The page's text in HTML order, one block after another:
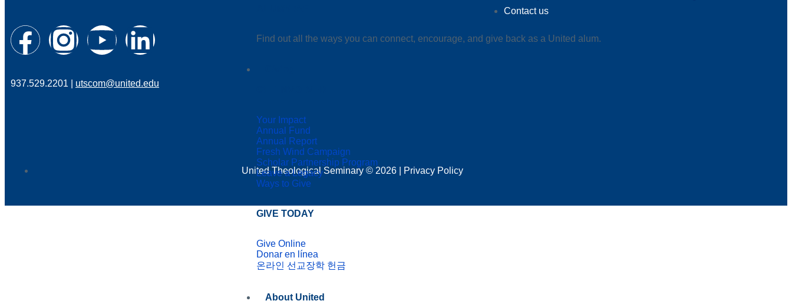
Find out all the ways you can connect, encourage, and give back as a United alum.
Your Impact
Annual Fund
Annual Report
Fresh Wind Campaign
Scholar Partnership Program
Leave a Legacy
Ways to Give
GIVE TODAY
Give Online
Donar en línea
온라인 선교장학 헌금
About United
937.529.2201 | utscom@united.edu
Contact us
United Theological Seminary © 2026 | Privacy Policy